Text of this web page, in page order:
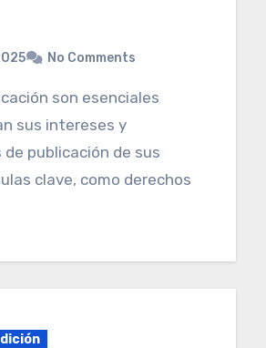
No Comments
sus intereses y
publicación de sus
clave, como derechos